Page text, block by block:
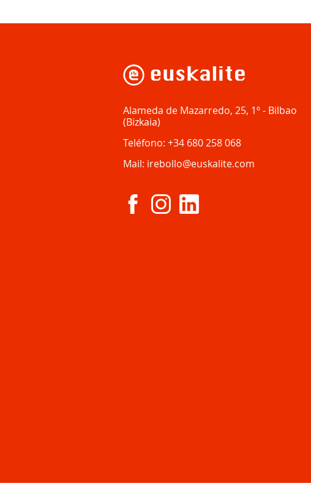
Alameda de Mazarredo, 25, 1º- Bilbao
(Bizkaia)
Teléfono: +34 680 258 068
Mail: irebollo@euskalite.com